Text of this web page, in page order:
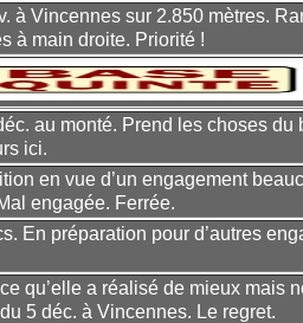
à Vincennes sur 2.850 mètres.
à main droite. Priorité !
au monté. Prend les choses du
ici.
en vue d’un engagement
engagée. Ferrée.
En préparation pour d’autres
qu’elle a réalisé de mieux mais
5 déc. à Vincennes. Le regret.